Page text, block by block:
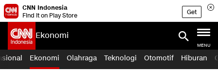
CNN Indonesia
Find it on Play Store
Get
Ekonomi
MENU
Ekonomi Olahraga Teknologi Otomotif Hiburan